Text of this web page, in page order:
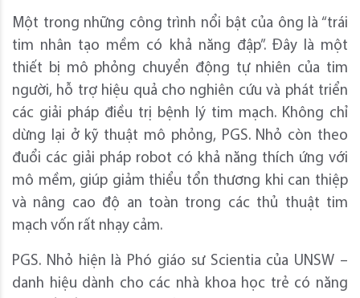
Một trong những công trình nổi bật của ông là “trái
tim nhân tạo mềm có khả năng đập”. Đây là một
thiết bị mô phỏng chuyển động tự nhiên của tim
người, hỗ trợ hiệu quả cho nghiên cứu và phát triển
các giải pháp điều trị bệnh lý tim mạch. Không chỉ
dừng lại ở kỹ thuật mô phỏng, PGS. Nhỏ còn theo
đuổi các giải pháp robot có khả năng thích ứng với
mô mềm, giúp giảm thiểu tổn thương khi can thiệp
và nâng cao độ an toàn trong các thủ thuật tim
mạch vốn rất nhạy cảm.
PGS. Nhỏ hiện là Phó giáo sư Scientia của UNSW –
danh hiệu dành cho các nhà khoa học trẻ có năng